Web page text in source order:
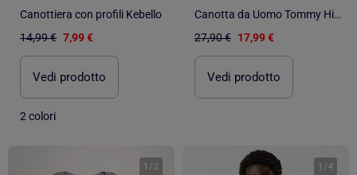
Canottiera con profili Kebello
14,99 € 7,99 €
Vedi prodotto
2 colori
Canotta da Uomo Tommy Hilfiger
27,90 € 17,99 €
Vedi prodotto
1 / 2 1 /4